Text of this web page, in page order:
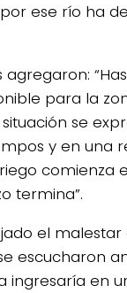
ese río ha
agregaron:
para la
se
y en una
comienza
termina”.
el
escucharon
ingresaría en